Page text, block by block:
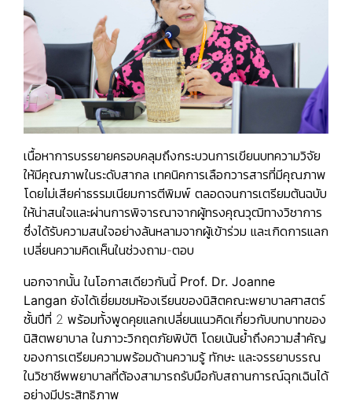
เนื้อหาการบรรยายครอบคลุมถึงกระบวนการเขียนบทความวิจัย
ให้มีคุณภาพในระดับสากล เทคนิคการเลือกวารสารที่มีคุณภาพ
โดยไม่เสียค่าธรรมเนียมการตีพิมพ์ ตลอดจนการเตรียมต้นฉบับ
ให้น่าสนใจและผ่านการพิจารณาจากผู้ทรงคุณวุฒิทางวิชาการ
ซึ่งได้รับความสนใจอย่างล้นหลามจากผู้เข้าร่วม และเกิดการแลก
เปลี่ยนความคิดเห็นในช่วงถาม-ตอบ
นอกจากนั้น ในโอกาสเดียวกันนี้ Prof. Dr. Joanne
Langan ยังได้เยี่ยมชมห้องเรียนของนิสิตคณะพยาบาลศาสตร์
ชั้นปีที่ 2 พร้อมทั้งพูดคุยแลกเปลี่ยนแนวคิดเกี่ยวกับบทบาทของ
นิสิตพยาบาล ในภาวะวิกฤตภัยพิบัติ โดยเน้นย้ำถึงความสำคัญ
ของการเตรียมความพร้อมด้านความรู้ ทักษะ และจรรยาบรรณ
ในวิชาชีพพยาบาลที่ต้องสามารถรับมือกับสถานการณ์ฉุกเฉินได้
อย่างมีประสิทธิภาพ